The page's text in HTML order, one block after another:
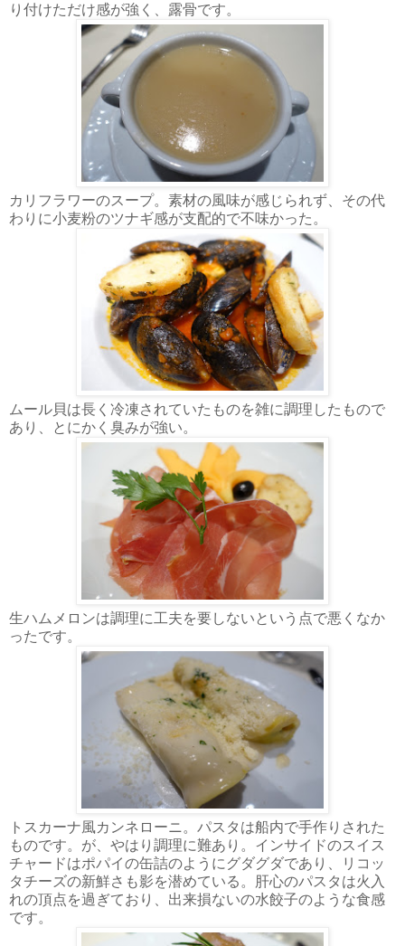
り付けただけ感が強く、露骨です。
カリフラワーのスープ。素材の風味が感じられず、その代
わりに小麦粉のツナギ感が支配的で不味かった。
ムール貝は長く冷凍されていたものを雑に調理したもので
あり、とにかく臭みが強い。
生ハムメロンは調理に工夫を要しないという点で悪くなか
ったです。
トスカーナ風カンネローニ。パスタは船内で手作りされた
ものです。が、やはり調理に難あり。インサイドのスイス
チャードはポパイの缶詰のようにグダグダであり、リコッ
タチーズの新鮮さも影を潜めている。肝心のパスタは火入
れの頂点を過ぎており、出来損ないの水餃子のような食感
です。